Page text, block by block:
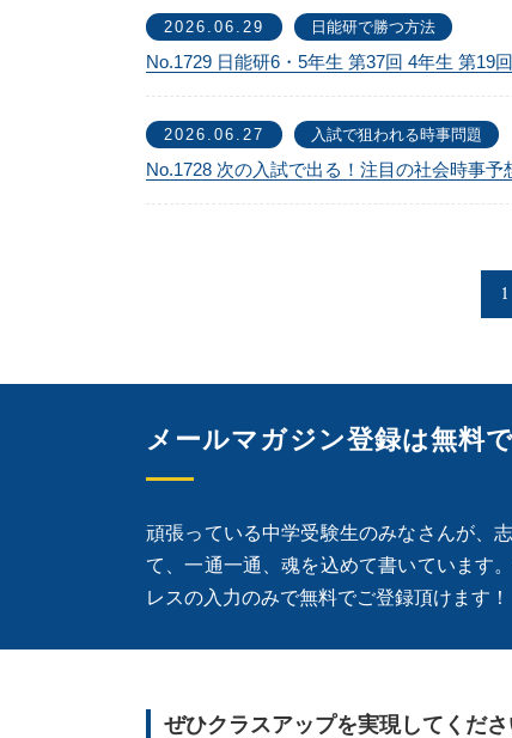
2026.06.29 日能研で勝つ方法
No.1729 日能研6・5年生 第37回 4年生 第19
2026.06.27 入試で狙われる時事問題
No.1728 次の入試で出る！注目の社会時事
1
メールマガジン登録は無料で
頑張っている中学受験生のみなさんが、
て、一通一通、魂を込めて書いています
レスの入力のみで無料でご登録頂けます！
ぜひクラスアップを実現してくだ